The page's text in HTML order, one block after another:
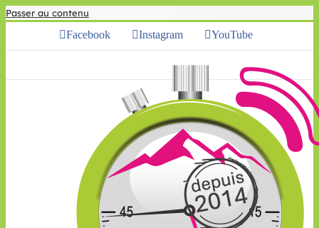
Passer au contenu
Facebook Instagram YouTube